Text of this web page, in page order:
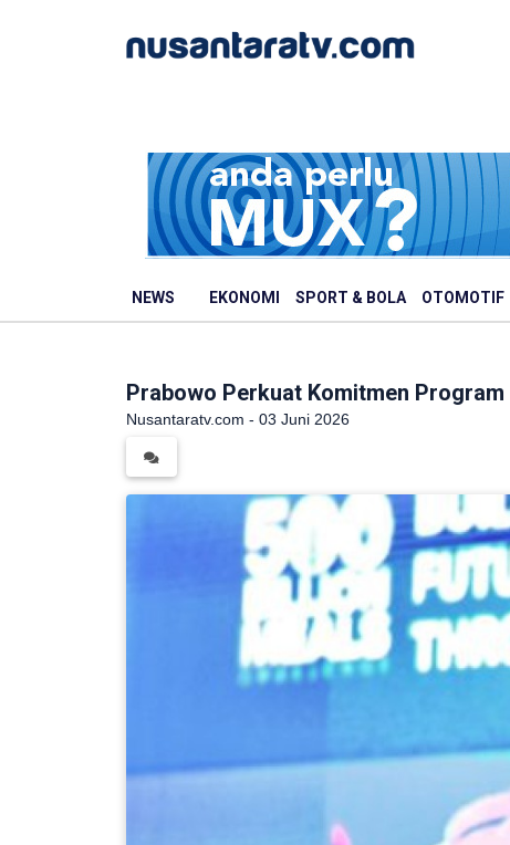
NEWS EKONOMI SPORT & BOLA OTOMOTIF
Prabowo Perkuat Komitmen
Nusantaratv.com - 03 Juni 2026